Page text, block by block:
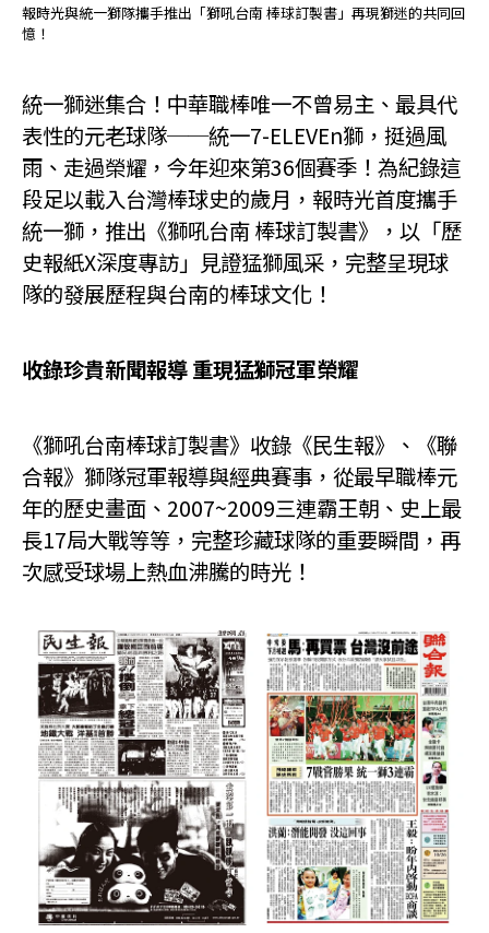
報時光與統一獅隊攜手推出「獅吼台南 棒球訂製書」再現獅迷的共同回
憶！
統一獅迷集合！中華職棒唯一不曾易主、最具代
表性的元老球隊──統一7-ELEVEn獅，挺過風
雨、走過榮耀，今年迎來第36個賽季！為紀錄這
段足以載入台灣棒球史的歲月，報時光首度攜手
統一獅，推出《獅吼台南 棒球訂製書》，以「歷
史報紙X深度專訪」見證猛獅風采，完整呈現球
隊的發展歷程與台南的棒球文化！
收錄珍貴新聞報導 重現猛獅冠軍榮耀
《獅吼台南棒球訂製書》收錄《民生報》、《聯
合報》獅隊冠軍報導與經典賽事，從最早職棒元
年的歷史畫面、2007~2009三連霸王朝、史上最
長17局大戰等等，完整珍藏球隊的重要瞬間，再
次感受球場上熱血沸騰的時光！